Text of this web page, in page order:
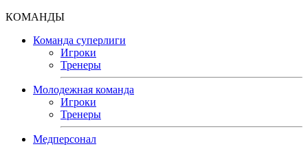
КОМАНДЫ
Команда суперлиги
Игроки
Тренеры
Молодежная команда
Игроки
Тренеры
Медперсонал